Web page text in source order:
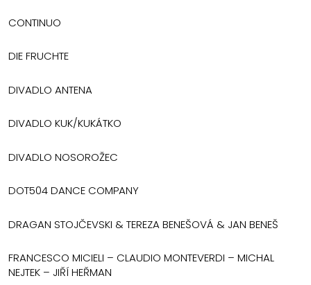
CONTINUO
DIE FRUCHTE
DIVADLO ANTENA
DIVADLO KUK/KUKÁTKO
DIVADLO NOSOROŽEC
DOT504 DANCE COMPANY
DRAGAN STOJČEVSKI & TEREZA BENEŠOVÁ & JAN BENEŠ
FRANCESCO MICIELI – CLAUDIO MONTEVERDI – MICHAL
NEJTEK – JIŘÍ HEŘMAN